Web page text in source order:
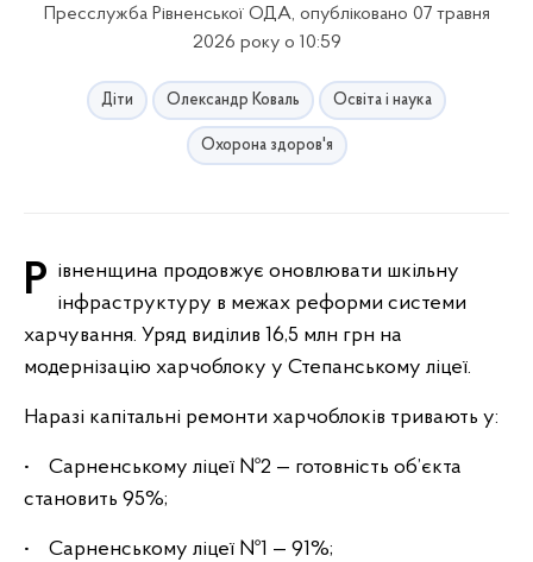
Пресслужба Рівненської ОДА, опубліковано 07 травня
2026 року о 10:59
Діти Олександр Коваль Освіта і наука
Охорона здоров'я
Рівненщина продовжує оновлювати шкільну інфраструктуру в межах реформи системи
харчування. Уряд виділив 16,5 млн грн на
модернізацію харчоблоку у Степанському ліцеї.
Наразі капітальні ремонти харчоблоків тривають у:
• Сарненському ліцеї №2 — готовність об’єкта
становить 95%;
• Сарненському ліцеї №1 — 91%;